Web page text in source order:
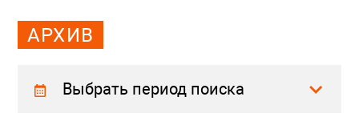
АРХИВ
Выбрать период поиска